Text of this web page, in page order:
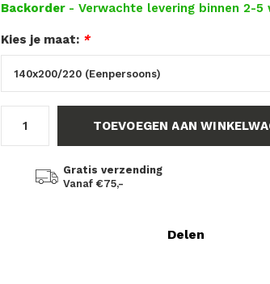
Backorder - Verwachte levering binnen 2-5
Kies je maat: *
TOEVOEGEN AAN
Gratis verzending
Vanaf €75,-
Delen